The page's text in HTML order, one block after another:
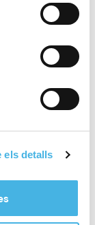
els detalls
universitari
la directora.